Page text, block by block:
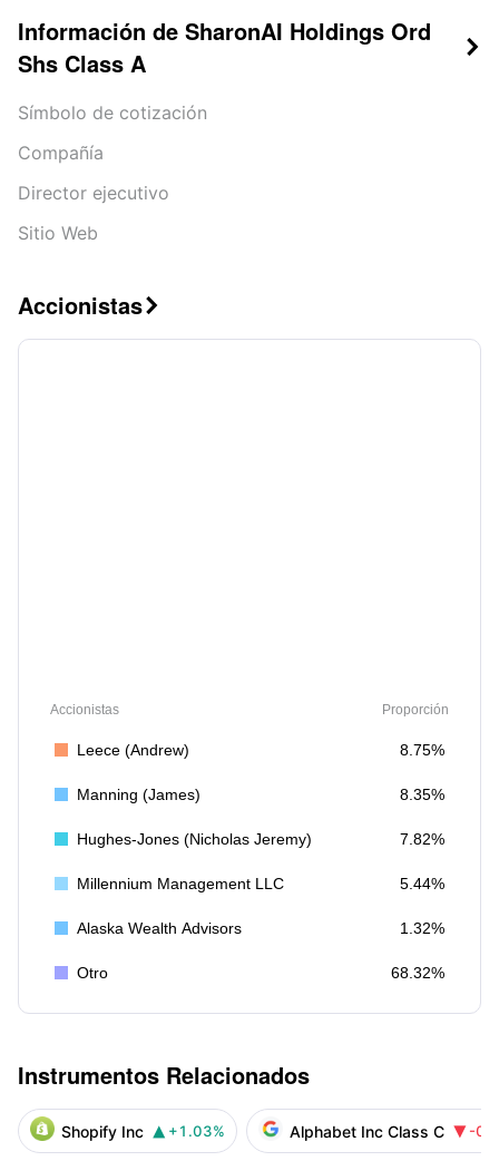
Información de SharonAI Holdings Ord
Shs Class A

Símbolo de cotización
Compañía
Director ejecutivo
Sitio Web
Accionistas
Accionistas Proporción
Leece (Andrew) 8.75%
Manning (James) 8.35%
Hughes-Jones (Nicholas Jeremy) 7.82%
Millennium Management LLC 5.44%
Alaska Wealth Advisors 1.32%
Otro 68.32%
Instrumentos Relacionados
Shopify Inc  +1.03% Alphabet Inc Class C  -